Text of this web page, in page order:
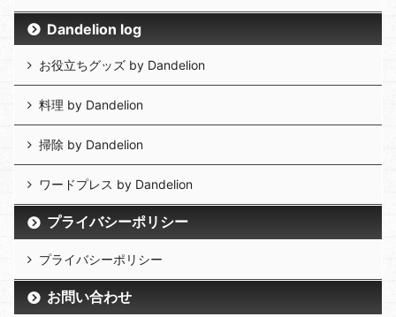
Dandelion log
お役立ちグッズ by Dandelion
料理 by Dandelion
掃除 by Dandelion
ワードプレス by Dandelion
プライバシーポリシー
プライバシーポリシー
お問い合わせ